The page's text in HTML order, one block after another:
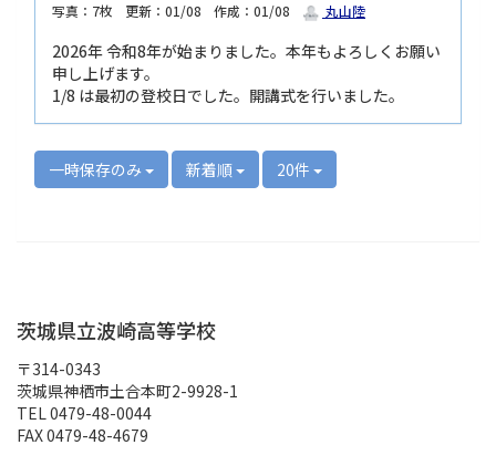
写真：7枚 更新：01/08 作成：01/08 丸山陸
2026年 令和8年が始まりました。本年もよろしくお願い
申し上げます。
1/8 は最初の登校日でした。開講式を行いました。
一時保存のみ 新着順 20件
茨城県立波崎高等学校
〒314-0343
茨城県神栖市土合本町2-9928-1
TEL 0479-48-0044
FAX 0479-48-4679